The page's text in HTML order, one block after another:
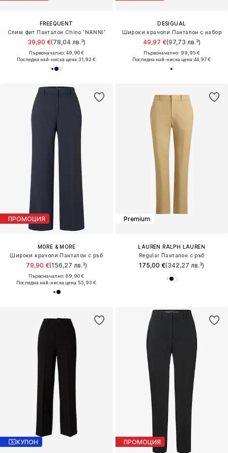
FREEQUENT
Слим фит Панталон Chino 'NANNI'
39,90 €(78,04 лв.³)
Първоначално: 49,90 €
Последна най-ниска цена:31,92 €
DESIGUAL
Широки крачоли Панталон с набор
49,97 €(97,73 лв.³)
Първоначално: 99,95 €
Последна най-ниска цена:44,97 €
ПРОМОЦИЯ
MORE & MORE
Широки крачоли Панталон с ръб
79,90 €(156,27 лв.³)
Първоначално: 89,90 €
Последна най-ниска цена:55,93 €
Premium
LAUREN RALPH LAUREN
Regular Панталон с ръб
175,00 €(342,27 лв.³)
КУПОН ПРОМОЦИЯ